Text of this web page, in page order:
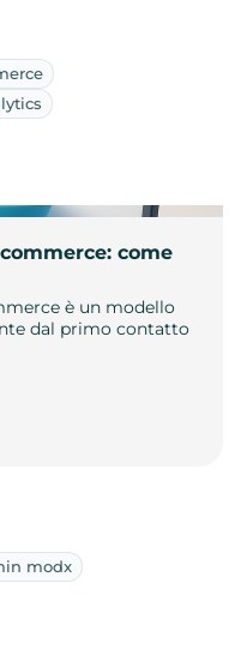
come
è un modello
dal primo contatto
modx